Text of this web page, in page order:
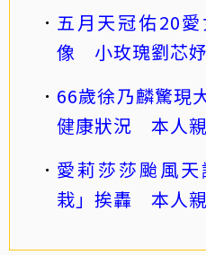
五月天冠佑20
像 小玫瑰劉芯
66歲徐乃麟驚現
健康狀況 本人
愛莉莎莎颱風
栽」挨轟 本人